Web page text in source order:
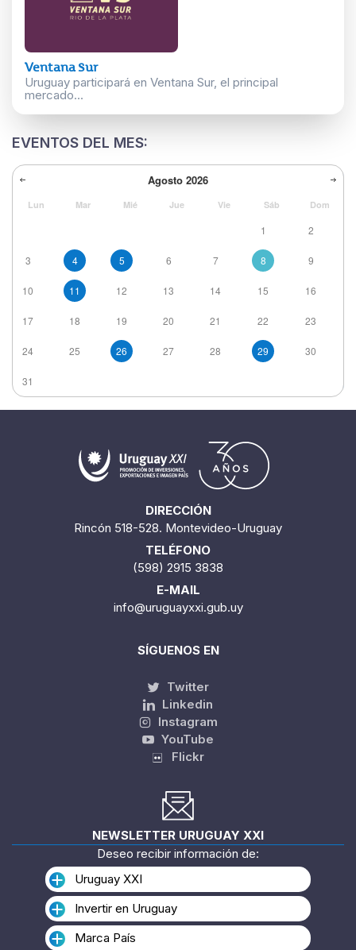
Ventana Sur
Uruguay participará en Ventana Sur, el principal
mercado...
EVENTOS DEL MES:
Agosto 2026
Lun Mar Mié Jue Vie Sáb Dom
1 2
3 4 5 6 7 8 9
10 11 12 13 14 15 16
17 18 19 20 21 22 23
24 25 26 27 28 29 30
31
DIRECCIÓN
Rincón 518-528. Montevideo-Uruguay
TELÉFONO
(598) 2915 3838
E-MAIL
info@uruguayxxi.gub.uy
SÍGUENOS EN
Twitter
Linkedin
Instagram
YouTube
Flickr
NEWSLETTER URUGUAY XXI
Deseo recibir información de:
Uruguay XXI
Invertir en Uruguay
Marca País